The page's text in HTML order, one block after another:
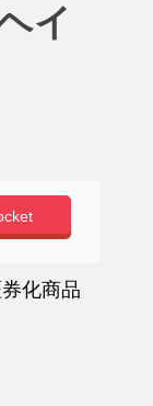
イ
化商品